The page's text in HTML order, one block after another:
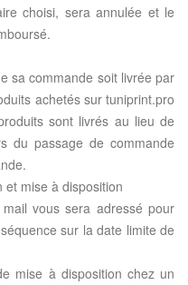
choisi, sera annulée et le
sa commande soit livrée par
achetés sur tuniprint.pro
sont livrés au lieu de
du passage de commande
et mise à disposition
vous sera adressé pour
sur la date limite de
mise à disposition chez un